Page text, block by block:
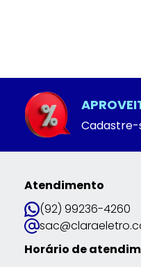
Cadastre-
Atendimento
(92) 99236-4260
Horário de